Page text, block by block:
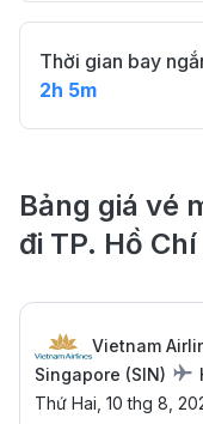
Thời gian bay
2h 5m
Bảng giá vé
đi TP. Hồ
Vietnam
Singapore (SIN)
Thứ Hai, 10 thg 8,